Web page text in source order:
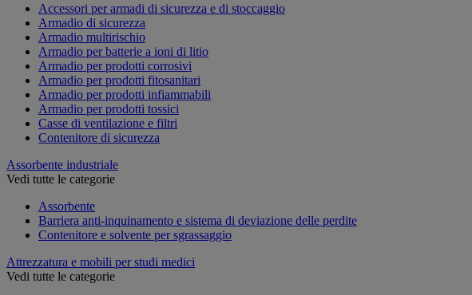
Accessori per armadi di sicurezza e di stoccaggio
Armadio di sicurezza
Armadio multirischio
Armadio per batterie a ioni di litio
Armadio per prodotti corrosivi
Armadio per prodotti fitosanitari
Armadio per prodotti infiammabili
Armadio per prodotti tossici
Casse di ventilazione e filtri
Contenitore di sicurezza
Assorbente industriale
Vedi tutte le categorie
Assorbente
Barriera anti-inquinamento e sistema di deviazione delle perdite
Contenitore e solvente per sgrassaggio
Attrezzatura e mobili per studi medici
Vedi tutte le categorie